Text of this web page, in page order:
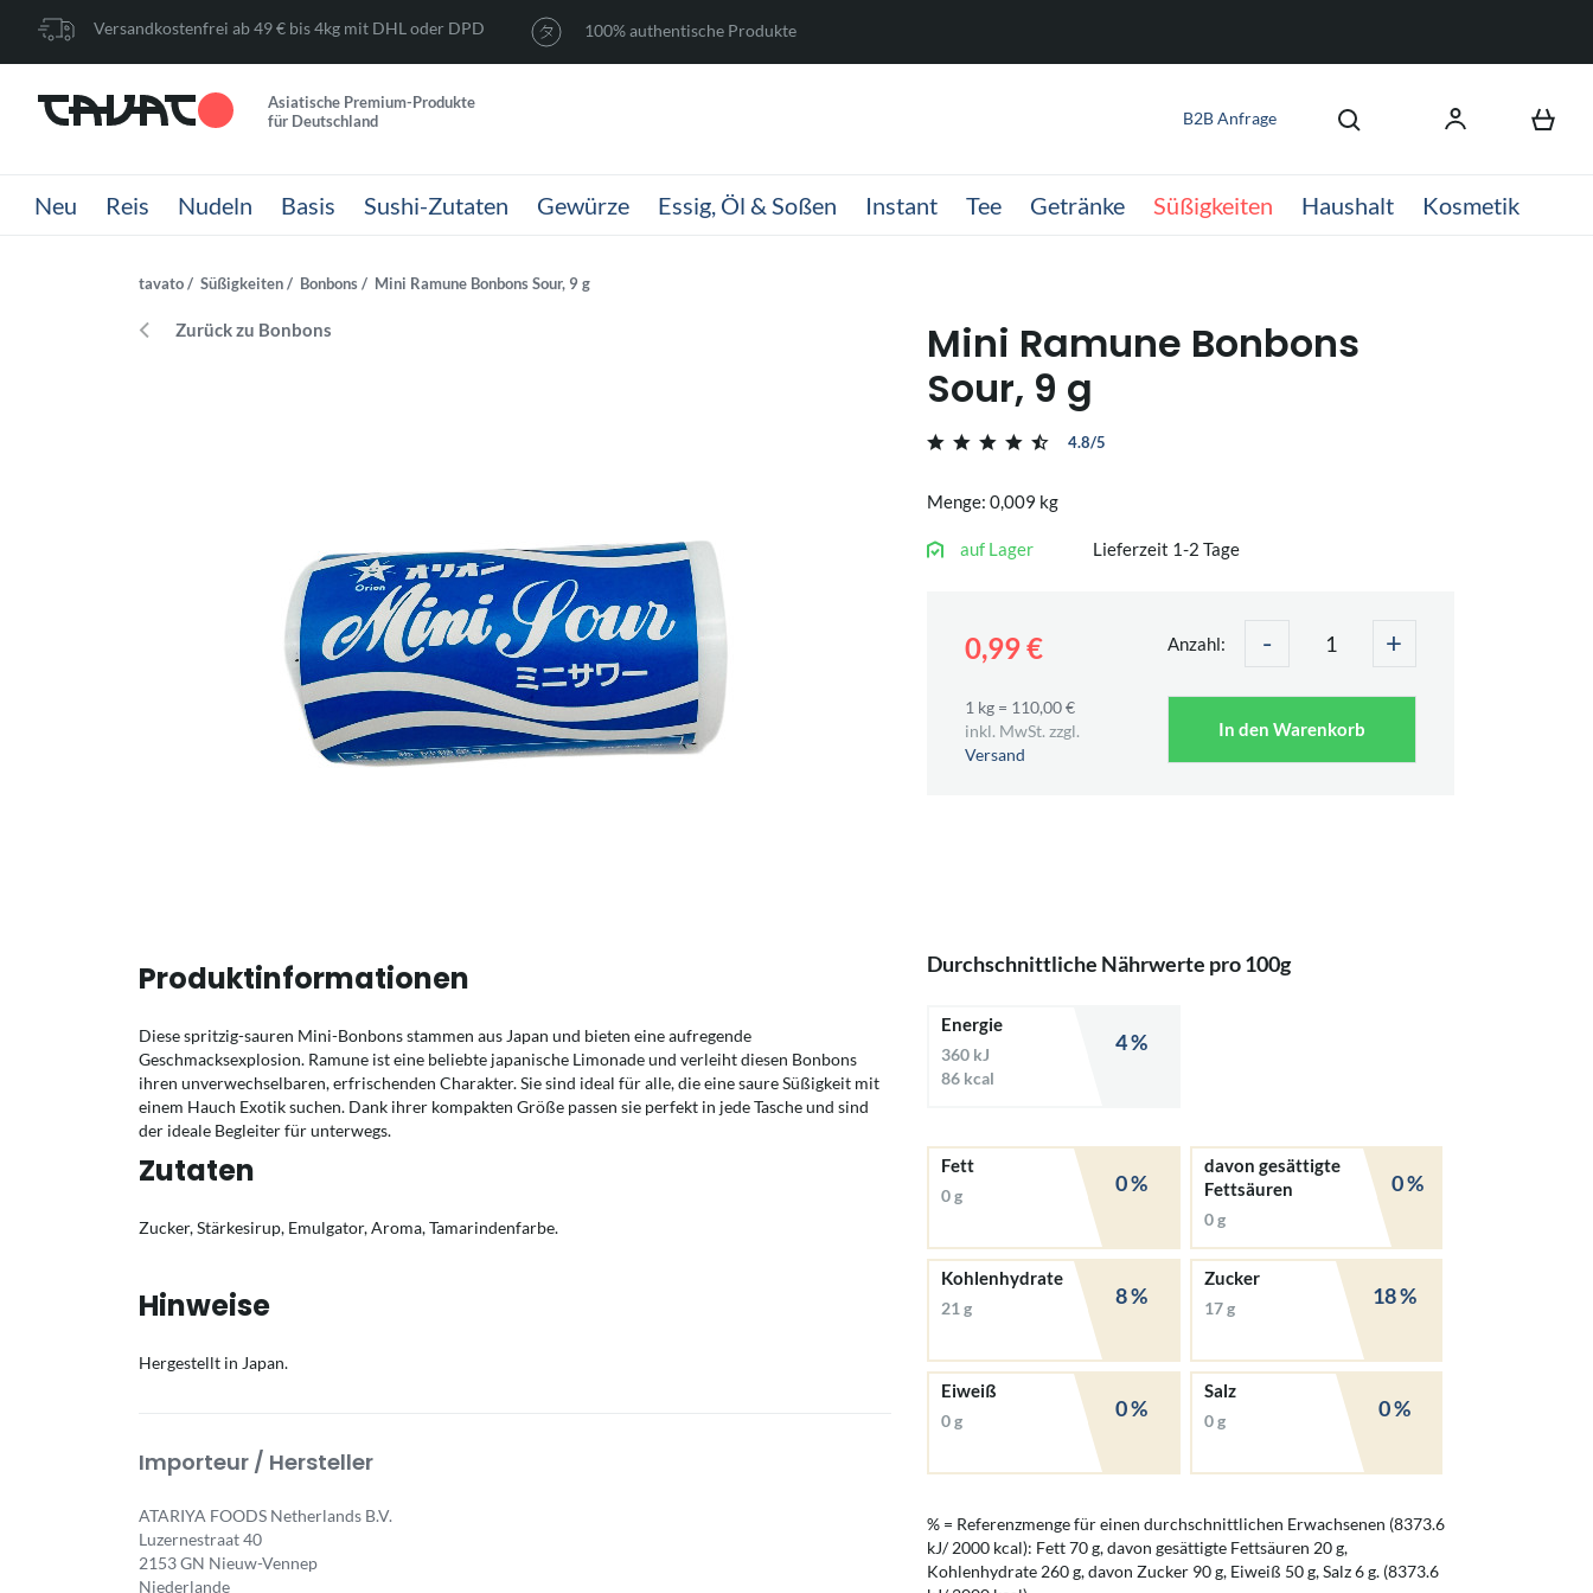
Versandkostenfrei ab 49 € bis 4kg mit DHL oder DPD 100% authentische Produkte
Asiatische Premium-Produkte
für Deutschland
B2B Anfrage
Neu Reis Nudeln Basis Sushi-Zutaten Gewürze Essig, Öl & Soßen Instant Tee Getränke Süßigkeiten Haushalt Kosmetik
tavato Süßigkeiten Bonbons Mini Ramune Bonbons Sour, 9 g
Zurück zu Bonbons
Mini Ramune Bonbons
Sour, 9 g
4.8/5
Menge: 0,009 kg
auf Lager Lieferzeit 1-2 Tage
0,99 € Anzahl: - +
1 kg = 110,00 €
inkl. MwSt. zzgl.
Versand
In den Warenkorb
Produktinformationen
Diese spritzig-sauren Mini-Bonbons stammen aus Japan und bieten eine aufregende
Geschmacksexplosion. Ramune ist eine beliebte japanische Limonade und verleiht diesen Bonbons
ihren unverwechselbaren, erfrischenden Charakter. Sie sind ideal für alle, die eine saure Süßigkeit mit
einem Hauch Exotik suchen. Dank ihrer kompakten Größe passen sie perfekt in jede Tasche und sind
der ideale Begleiter für unterwegs.
Zutaten
Zucker, Stärkesirup, Emulgator, Aroma, Tamarindenfarbe.
Hinweise
Hergestellt in Japan.
Importeur / Hersteller
ATARIYA FOODS Netherlands B.V.
Luzernestraat 40
2153 GN Nieuw-Vennep
Niederlande
Durchschnittliche Nährwerte pro 100g
Energie
360 kJ
86 kcal
4 %
Fett
0 g 0 %
davon gesättigte
Fettsäuren
0 g
0 %
Kohlenhydrate
21 g 8 %
Zucker
17 g 18 %
Eiweiß
0 g 0 %
Salz
0 g 0 %
% = Referenzmenge für einen durchschnittlichen Erwachsenen (8373.6
kJ/ 2000 kcal): Fett 70 g, davon gesättigte Fettsäuren 20 g,
Kohlenhydrate 260 g, davon Zucker 90 g, Eiweiß 50 g, Salz 6 g. (8373.6